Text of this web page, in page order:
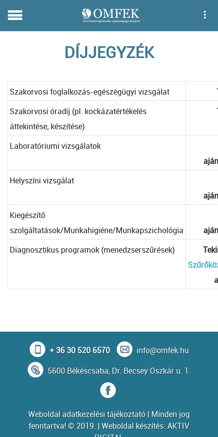
DÍJJEGYZÉK
Szakorvosi foglalkozás-egészégügyi vizsgálat
Szakorvosi óradíj (pl. kockázatértékelés
áttekintése, készítése)
Laboratóriumi vizsgálatok
Helyszíni vizsgálat
Kiegészítő
szolgáltatások/Munkahigiéne/Munkapszichológia
Diagnosztikus programok (menedzserszűrések)
+ 36 30 520 6570
info@omfek.hu
5600 Békéscsaba, Dr. Becsey Oszkár u. 1.
Weboldal adatkezelési tájékoztató| Minden jog
fenntartva! © 2019. | Weboldal készítés:AKTIV